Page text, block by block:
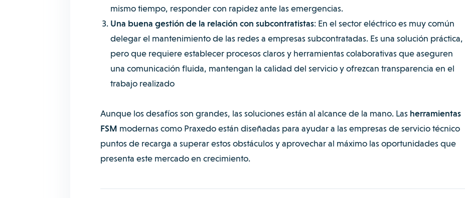
mismo tiempo, responder con rapidez ante las emergencias.
Una buena gestión de la relación con subcontratistas: En el sector eléctrico es muy común
delegar el mantenimiento de las redes a empresas subcontratadas. Es una solución práctica,
pero que requiere establecer procesos claros y herramientas colaborativas que aseguren
una comunicación fluida, mantengan la calidad del servicio y ofrezcan transparencia en el
trabajo realizado
Aunque los desafíos son grandes, las soluciones están al alcance de la mano. Las herramientas
FSM modernas como Praxedo están diseñadas para ayudar a las empresas de servicio técnico
puntos de recarga a superar estos obstáculos y aprovechar al máximo las oportunidades que
presenta este mercado en crecimiento.